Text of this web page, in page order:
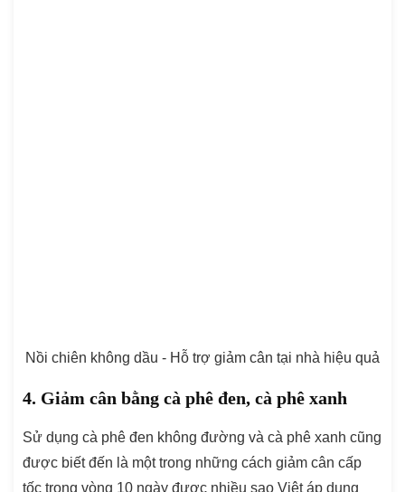
Nồi chiên không dầu - Hỗ trợ giảm cân tại nhà hiệu quả
4. Giảm cân bằng cà phê đen, cà phê xanh
Sử dụng cà phê đen không đường và cà phê xanh cũng
được biết đến là một trong những cách giảm cân cấp
tốc trong vòng 10 ngày được nhiều sao Việt áp dụng